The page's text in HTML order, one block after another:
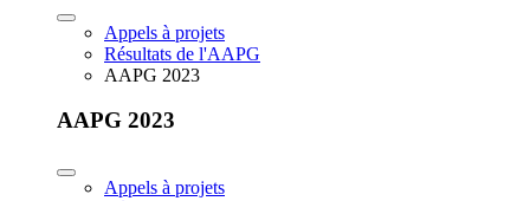
Appels à projets
Résultats de l'AAPG
AAPG 2023
AAPG 2023
Appels à projets